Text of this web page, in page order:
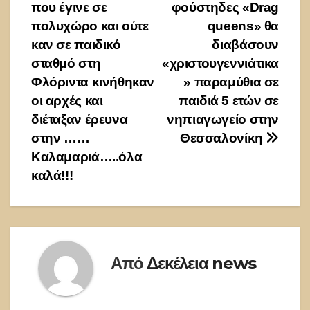
άρθρων
φούστηδες «Drag
queens» θα
διαβάσουν
«χριστουγεννιάτικα
» παραμύθια σε
παιδιά 5 ετών σε
νηπιαγωγείο στην
Θεσσαλονίκη
που έγινε σε
πολυχώρο και ούτε
καν σε παιδικό
σταθμό στη
Φλόριντα κινήθηκαν
οι αρχές και
διέταξαν έρευνα
στην ……
Καλαμαριά…..όλα
καλά!!!
Από Δεκέλεια news